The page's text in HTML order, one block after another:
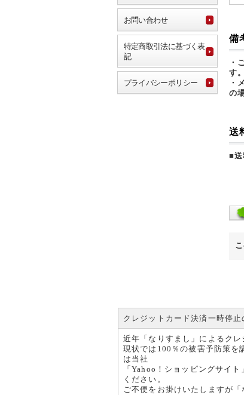
お問い合わせ
特定商取引法に基づく表
記
プライバシーポリシー
備
・
す。
・
の
送
■送
クレジットカード決済一時停止
近年「なりすまし」によるク
現状では100％の被害予防策を
は当社
「Yahoo！ショッピングサイト
ください。
ご不便をお掛けいたしますが